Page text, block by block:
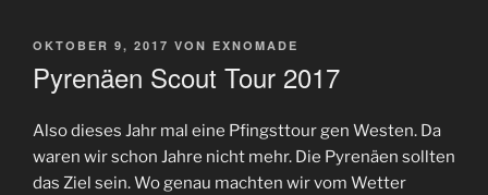
VERÖFFENTLICHT
OKTOBER 9, 2017 VON EXNOMADE
Pyrenäen Scout Tour 2017
Also dieses Jahr mal eine Pfingsttour gen Westen. Da
waren wir schon Jahre nicht mehr. Die Pyrenäen sollten
das Ziel sein. Wo genau machten wir vom Wetter